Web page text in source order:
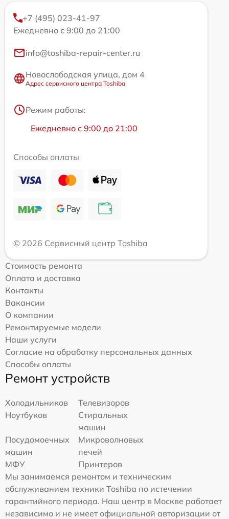
+7 (495) 023-41-97
Ежедневно с 9:00 до 21:00
info@toshiba-repair-center.ru
Новослободская улица, дом 4
Адрес сервисного центра Toshiba
Режим работы:
Ежедневно с 9:00 до 21:00
Способы оплаты
© 2026 Сервисный центр Toshiba
Стоимость ремонта
Оплата и доставка
Контакты
Вакансии
О компании
Ремонтируемые модели
Наши услуги
Согласие на обработку персональных данных
Способы оплаты
Ремонт устройств
Холодильников
Телевизоров
Ноутбуков
Стиральных
машин
Посудомоечных
машин
Микроволновых
печей
МФУ
Принтеров
Мы занимаемся ремонтом и техническим
обслуживанием техники Toshiba по истечении
гарантийного периода. Наш центр в Москве работает
независимо и не имеет официальной авторизации от